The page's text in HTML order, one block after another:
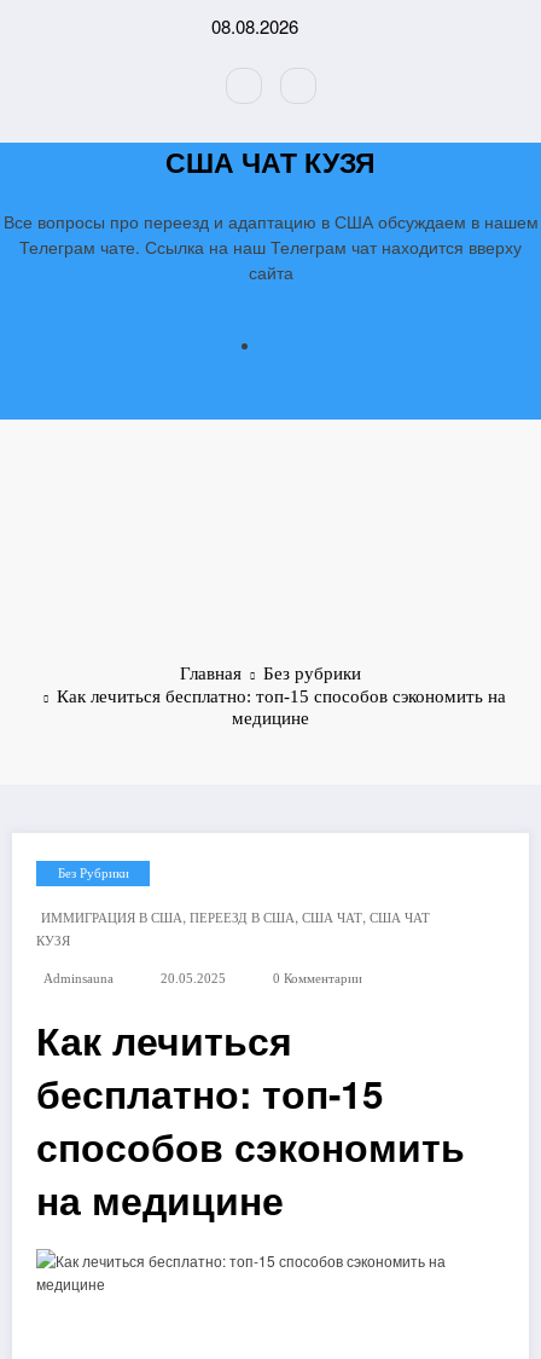
08.08.2026
США ЧАТ КУЗЯ
Все вопросы про переезд и адаптацию в США обсуждаем в нашем
Телеграм чате. Ссылка на наш Телеграм чат находится вверху
сайта
Главная
Без рубрики
Как лечиться бесплатно: топ-15 способов сэкономить на
медицине
Без Рубрики
ИММИГРАЦИЯ В США, ПЕРЕЕЗД В США, США ЧАТ, США ЧАТ
КУЗЯ
Adminsauna 20.05.2025 0 Комментарии
Как лечиться
бесплатно: топ-15
способов сэкономить
на медицине